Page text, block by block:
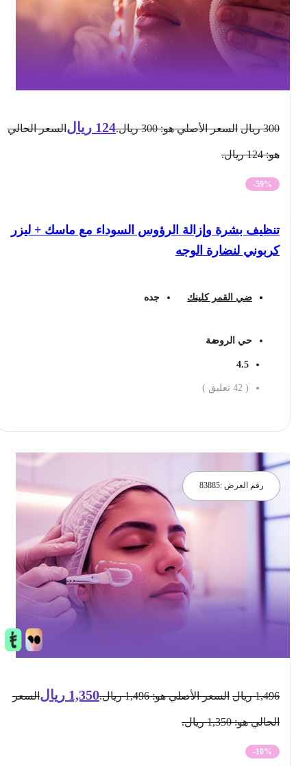
ريال السعر الأصلي هو: 300 ريال. 124 ريال السعر الحالي
-59%
تنظيف بشرة وإزالة الرؤوس السوداء مع ماسك + ليزر
كربوني لنضارة الوجه
ضي القمر كلينك جده
حي الروضة
4.5
42 تعليق )
رقم العرض :83885
1,496 ريال السعر الأصلي هو: 1,496 ريال. 1,350 ريال السعر
الحالي هو: 1,350 ريال.
-10%